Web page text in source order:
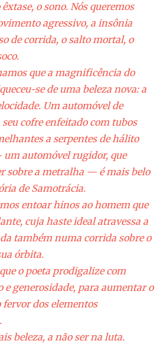
o sono. Nós queremos
agressivo, a insônia
de corrida, o salto mortal, o
que a magnificência do
se de uma beleza nova: a
Um automóvel de
cofre enfeitado com tubos
a serpentes de hálito
automóvel rugidor, que
sobre a metralha — é mais belo
de Samotrácia.
entoar hinos ao homem que
cuja haste ideal atravessa a
também numa corrida sobre o
órbita.
o poeta prodigalize com
e generosidade, para aumentar o
dos elementos
beleza, a não ser na luta.